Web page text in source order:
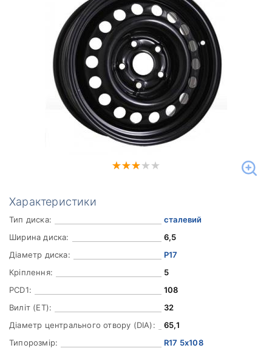
Характеристики
Тип диска:
сталевий
Ширина диска:
6,5
Діаметр диска:
Р17
Кріплення:
5
PCD1:
108
Виліт (ET):
32
Діаметр центрального отвору (DIA):
65,1
Типорозмір:
R17 5x108